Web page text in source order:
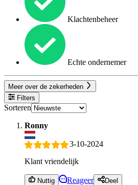
Klachtenbeheer
Echte ondernemer
Meer over de zekerheden
Filters
Sorteren
Ronny
3-10-2024
Klant vriendelijk
Nuttig Reageer Deel